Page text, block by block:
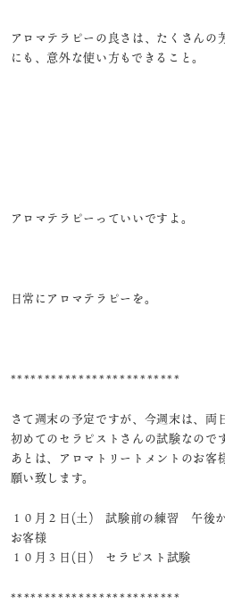
アロマテラピーの良さは、たくさん
にも、意外な使い方もできること。
アロマテラピーっていいですよ。
日常にアロマテラピーを。
*************************
さて週末の予定ですが、今週末は、両
初めてのセラピストさんの試験なのです
あとは、アロマトリートメントのお客
願い致します。
１０月２日(土) 試験前の練習 午後
お客様
１０月３日(日) セラピスト試験
*************************